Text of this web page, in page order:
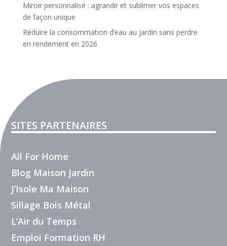
Miroir personnalisé : agrandir et sublimer vos espaces
de façon unique
Réduire la consommation d’eau au jardin sans perdre
en rendement en 2026
SITES PARTENAIRES
All For Home
Blog Maison Jardin
J’Isole Ma Maison
Sillage Bois Métal
L’Air du Temps
Emploi Formation RH